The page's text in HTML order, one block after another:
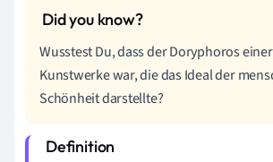
Wusstest Du, dass der Doryphoros
Kunstwerke war, die das Ideal der
Schönheit darstellte?